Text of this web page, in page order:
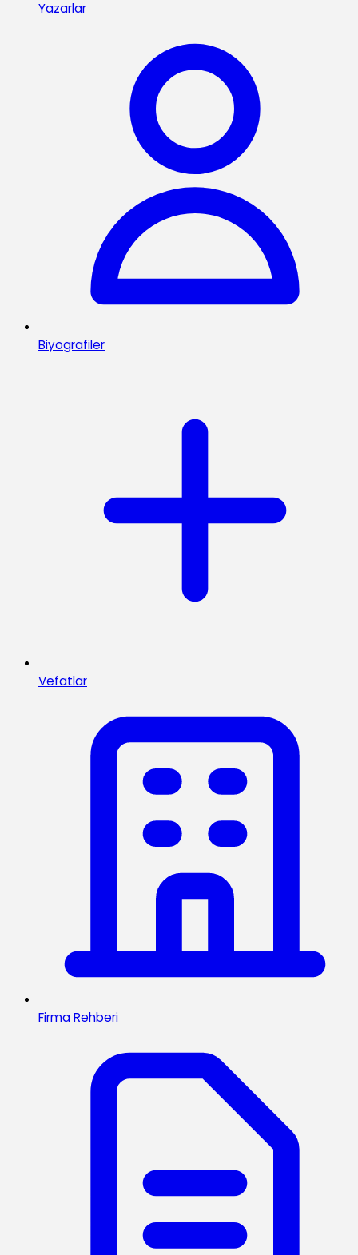
Yazarlar
Biyografiler
Vefatlar
Firma Rehberi